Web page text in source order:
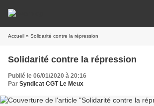
Accueil » Solidarité contre la répression
Solidarité contre la répression
Publié le 06/01/2020 à 20:16
Par Syndicat CGT Le Meux